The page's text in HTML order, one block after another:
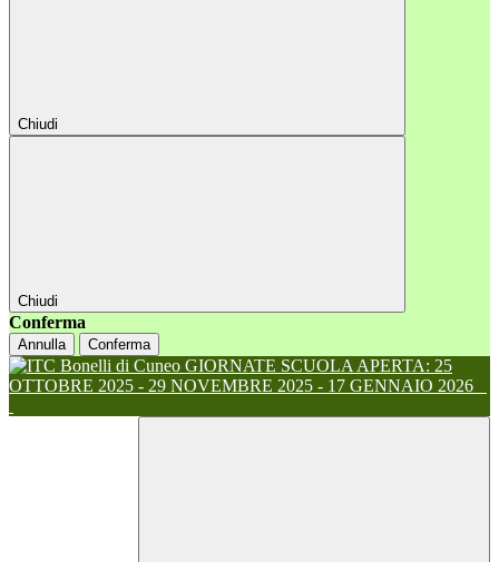
Chiudi
Chiudi
Conferma
Annulla Conferma
GIORNATE SCUOLA APERTA: 25
OTTOBRE 2025 - 29 NOVEMBRE 2025 - 17 GENNAIO 2026